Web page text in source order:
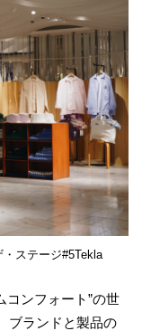
ステージ#5Tekla
コンフォート”の世
ブランドと製品の